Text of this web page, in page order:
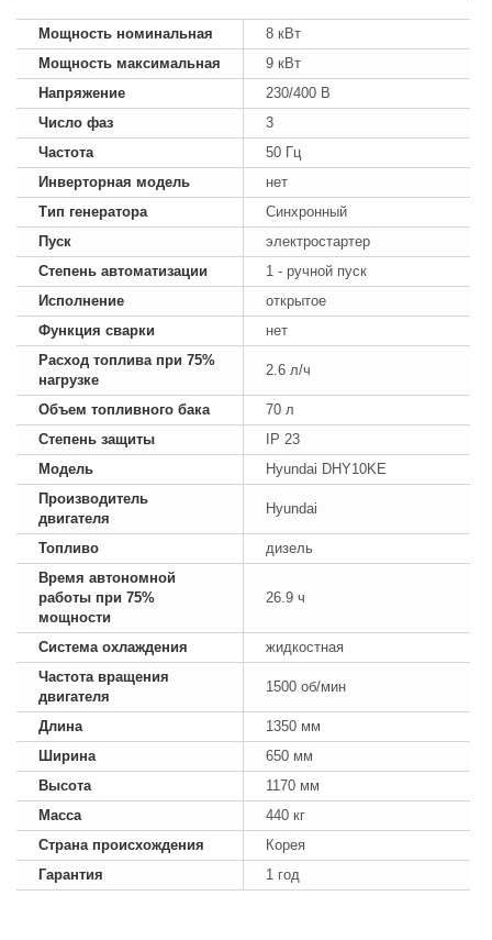
Мощность номинальная
8 кВт
Мощность максимальная
9 кВт
Напряжение
230/400 В
Число фаз
3
Частота
50 Гц
Инверторная модель
нет
Тип генератора
Синхронный
Пуск
электростартер
Степень автоматизации
1 - ручной пуск
Исполнение
открытое
Функция сварки
нет
Расход топлива при 75%
нагрузке
2.6 л/ч
Объем топливного бака
70 л
Степень защиты
IP 23
Модель
Hyundai DHY10KE
Производитель
двигателя
Hyundai
Топливо
дизель
Время автономной
работы при 75%
мощности
26.9 ч
Система охлаждения
жидкостная
Частота вращения
двигателя
1500 об/мин
Длина
1350 мм
Ширина
650 мм
Высота
1170 мм
Масса
440 кг
Страна происхождения
Корея
Гарантия
1 год